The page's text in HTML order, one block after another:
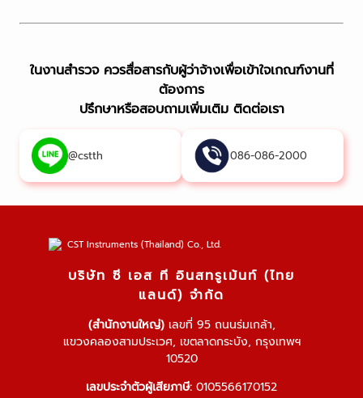
ในงานสำรวจ ควรสื่อสารกับผู้ว่าจ้างเพื่อเข้าใจเกณฑ์งานที่
ต้องการ
ปรึกษาหรือสอบถามเพิ่มเติม ติดต่อเรา
@cstth 086-086-2000
บริษัท ซี เอส ที อินสทรูเม้นท์ (ไทย
แลนด์) จำกัด
(สำนักงานใหญ่)เลขที่ 95 ถนนร่มเกล้า,
แขวงคลองสามประเวศ, เขตลาดกระบัง, กรุงเทพฯ
10520
เลขประจำตัวผู้เสียภาษี: 0105566170152